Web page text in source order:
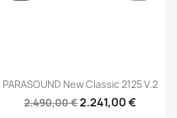
Anteprima
PARASOUND New Classic 2125 V.2
2.490,00 €2.241,00 €